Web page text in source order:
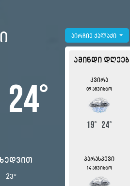
24°
23°
აირჩიე ქალაქი
ამინდი
კვირა
09 აგვისტო
19° 24°
პარასკევი
14 აგვისტო